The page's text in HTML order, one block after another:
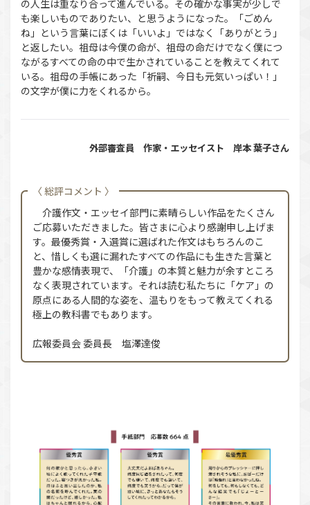
の人生は重なり合って進んでいる。その確かな事実が少しで
も楽しいものでありたい、と思うようになった。「ごめん
ね」という言葉にぼくは「いいよ」ではなく「ありがとう」
と返したい。祖母は今僕の命が、祖母の命だけでなく僕につ
ながるすべての命の中で生かされていることを教えてくれて
いる。祖母の手帳にあった「祈嗣、今日も元気いっぱい！」
の文字が僕に力をくれるから。
外部審査員 作家・エッセイスト 岸本 葉子さん
〈 総評コメント 〉
介護作文・エッセイ部門に素晴らしい作品をたくさん
ご応募いただきました。皆さまに心より感謝申し上げま
す。最優秀賞・入選賞に選ばれた作文はもちろんのこ
と、惜しくも選に漏れたすべての作品にも生きた言葉と
豊かな感情表現で、「介護」の本質と魅力が余すところ
なく表現されています。それは読む私たちに「ケア」の
原点にある人間的な姿を、温もりをもって教えてくれる
極上の教科書でもあります。
広報委員会 委員長 塩澤達俊